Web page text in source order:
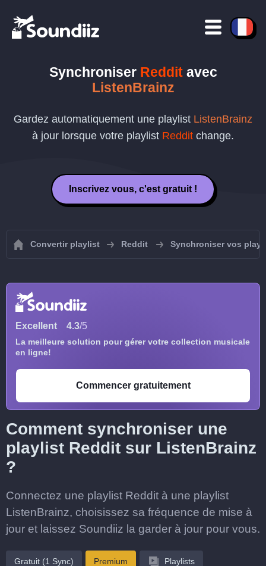
Synchroniser Redditavec
ListenBrainz
Gardez automatiquement une playlist ListenBrainz
à jour lorsque votre playlist Reddit change.
Inscrivez vous, c'est gratuit !
Convertir playlist Reddit Synchroniser vos
Excellent 4.3/5
La meilleure solution pour gérer votre collection musicale
en ligne!
Commencer gratuitement
Comment synchroniser une
playlist Reddit sur ListenBrainz
?
Connectez une playlist Reddit à une playlist
ListenBrainz, choisissez sa fréquence de mise à
jour et laissez Soundiiz la garder à jour pour vous.
Gratuit (1 Sync) Premium Playlists